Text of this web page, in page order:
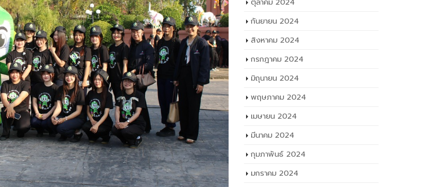
ตุลาคม 2024
กันยายน 2024
สิงหาคม 2024
กรกฎาคม 2024
มิถุนายน 2024
พฤษภาคม 2024
เมษายน 2024
มีนาคม 2024
กุมภาพันธ์ 2024
มกราคม 2024